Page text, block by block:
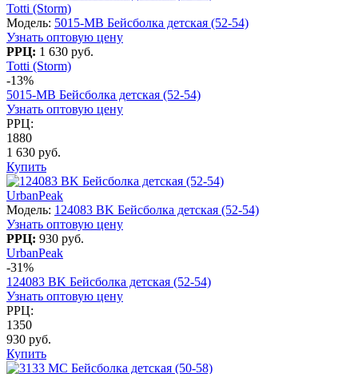
Totti (Storm)
Модель: 5015-MB Бейсболка детская (52-54)
Узнать оптовую цену
РРЦ: 1 630 руб.
Totti (Storm)
-13%
5015-MB Бейсболка детская (52-54)
Узнать оптовую цену
РРЦ:
1880
1 630 руб.
Купить
UrbanPeak
Модель: 124083 BK Бейсболка детская (52-54)
Узнать оптовую цену
РРЦ: 930 руб.
UrbanPeak
-31%
124083 BK Бейсболка детская (52-54)
Узнать оптовую цену
РРЦ:
1350
930 руб.
Купить